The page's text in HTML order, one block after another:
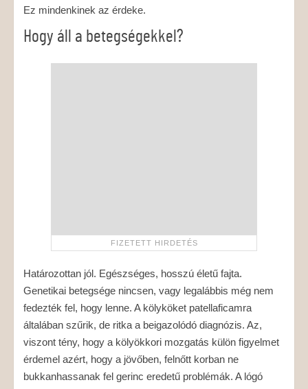
Ez mindenkinek az érdeke.
Hogy áll a betegségekkel?
Határozottan jól. Egészséges, hosszú életű fajta.
Genetikai betegsége nincsen, vagy legalábbis még nem
fedezték fel, hogy lenne. A kölyköket patellaficamra
általában szűrik, de ritka a beigazolódó diagnózis. Az,
viszont tény, hogy a kölyökkori mozgatás külön figyelmet
érdemel azért, hogy a jövőben, felnőtt korban ne
bukkanhassanak fel gerinc eredetű problémák. A lógó